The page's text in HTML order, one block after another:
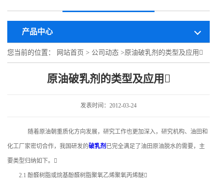
产品中心
您当前的位置： 网站首页 > 公司动态 >原油破乳剂的类型及应用
原油破乳剂的类型及应用
发表时间：2012-03-24
随着原油朝重质化方向发展，研究工作也更加深入，研究机构、油田和
化工厂家密切合作，我国研发的破乳剂已完全满足了油田原油脱水的需要，主
要类型归纳如下。
2.1 酚醛树脂或烷基酚醛树脂聚氧乙烯聚氧丙烯醚